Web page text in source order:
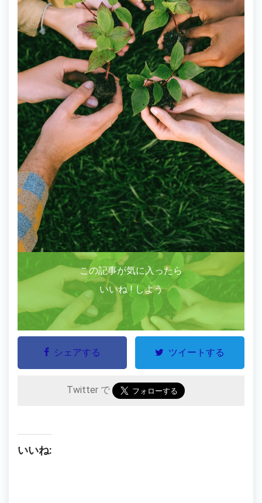
この記事が気に入ったら
いいね ! しよう
シェアする ツイートする
Twitter で
いいね: